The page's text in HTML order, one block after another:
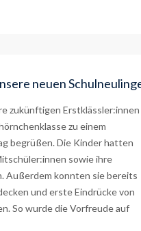
neuen
zukünftigen Erstklässler:innen
zu einem
begrüßen. Die Kinder hatten
sowie ihre
Außerdem konnten sie bereits
und erste Eindrücke von
So wurde die Vorfreude auf